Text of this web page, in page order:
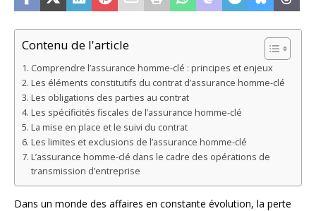
Contenu de l'article
Comprendre l’assurance homme-clé : principes et enjeux
Les éléments constitutifs du contrat d’assurance homme-clé
Les obligations des parties au contrat
Les spécificités fiscales de l’assurance homme-clé
La mise en place et le suivi du contrat
Les limites et exclusions de l’assurance homme-clé
L’assurance homme-clé dans le cadre des opérations de
transmission d’entreprise
Dans un monde des affaires en constante évolution, la perte